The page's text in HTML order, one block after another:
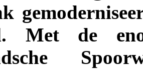
Met de